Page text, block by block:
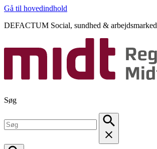
Gå til hovedindhold
DEFACTUM Social, sundhed & arbejdsmarked
Søg